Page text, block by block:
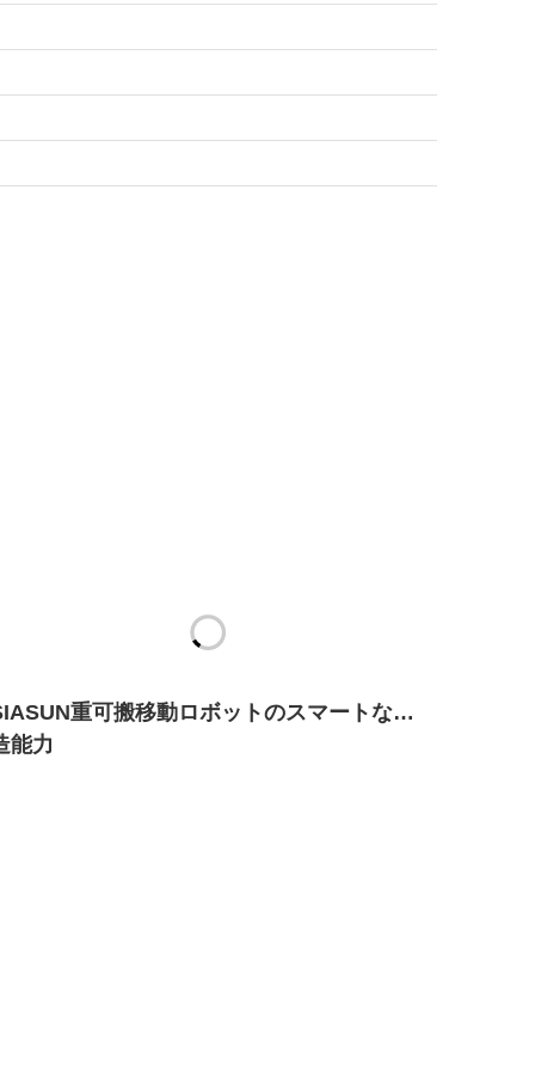
重可搬移動ロボットのスマートな製
能力